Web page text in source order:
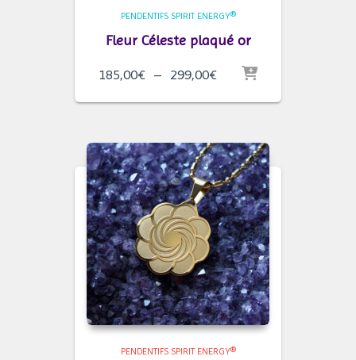
PENDENTIFS SPIRIT ENERGY®
Fleur Céleste plaqué or
185,00€ – 299,00€Plage
prix :
à
299,00€
PENDENTIFS SPIRIT ENERGY®